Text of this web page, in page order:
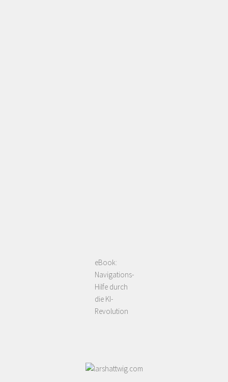
eBook:
Navigations-
Hilfe durch
die KI-
Revolution